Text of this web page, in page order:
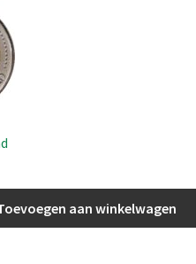
aan winkelwagen